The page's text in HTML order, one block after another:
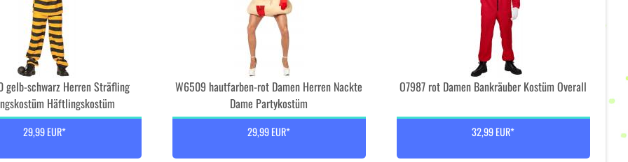
gelb-schwarz Herren Sträfling
Häftlingskostüm
29,99 EUR*
W6509 hautfarben-rot Damen Herren Nackte
Dame Partykostüm
29,99 EUR*
O7987 rot Damen Bankräuber Kostüm Overall
32,99 EUR*